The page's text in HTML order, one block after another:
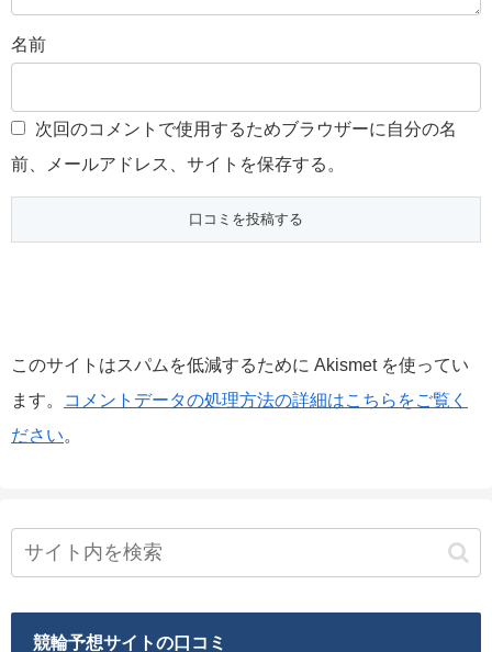
名前
次回のコメントで使用するためブラウザーに自分の名
前、メールアドレス、サイトを保存する。
このサイトはスパムを低減するために Akismet を使ってい
ます。
コメントデータの処理方法の詳細はこちらをご覧く
ださい。
競輪予想サイトの口コミ